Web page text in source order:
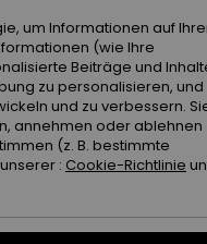
XS S
um Informationen auf
(wie Ihre
Beiträge und
zu personalisieren, und
und zu verbessern.
annehmen oder ablehnen
(z. B. bestimmte
: Cookie-Richtlinie